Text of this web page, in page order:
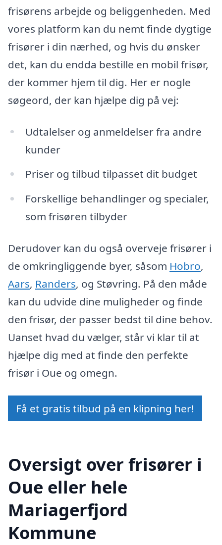
frisørens arbejde og beliggenheden. Med
vores platform kan du nemt finde dygtige
frisører i din nærhed, og hvis du ønsker
det, kan du endda bestille en mobil frisør,
der kommer hjem til dig. Her er nogle
søgeord, der kan hjælpe dig på vej:
Udtalelser og anmeldelser fra andre
kunder
Priser og tilbud tilpasset dit budget
Forskellige behandlinger og specialer,
som frisøren tilbyder
Derudover kan du også overveje frisører i
de omkringliggende byer, såsom Hobro,
Aars, Randers, og Støvring. På den måde
kan du udvide dine muligheder og finde
den frisør, der passer bedst til dine behov.
Uanset hvad du vælger, står vi klar til at
hjælpe dig med at finde den perfekte
frisør i Oue og omegn.
Få et gratis tilbud på en klipning her!
Oversigt over frisører i
Oue eller hele
Mariagerfjord
Kommune